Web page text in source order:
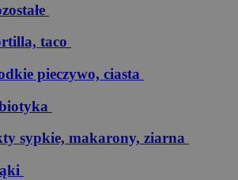
taco
pieczywo, ciasta
sypkie, makarony, ziarna